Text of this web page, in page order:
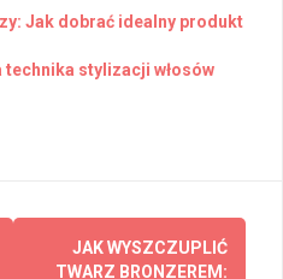
Jak dobrać idealny produkt
technika stylizacji włosów
JAK WYSZCZUPLIĆ
TWARZ BRONZEREM: